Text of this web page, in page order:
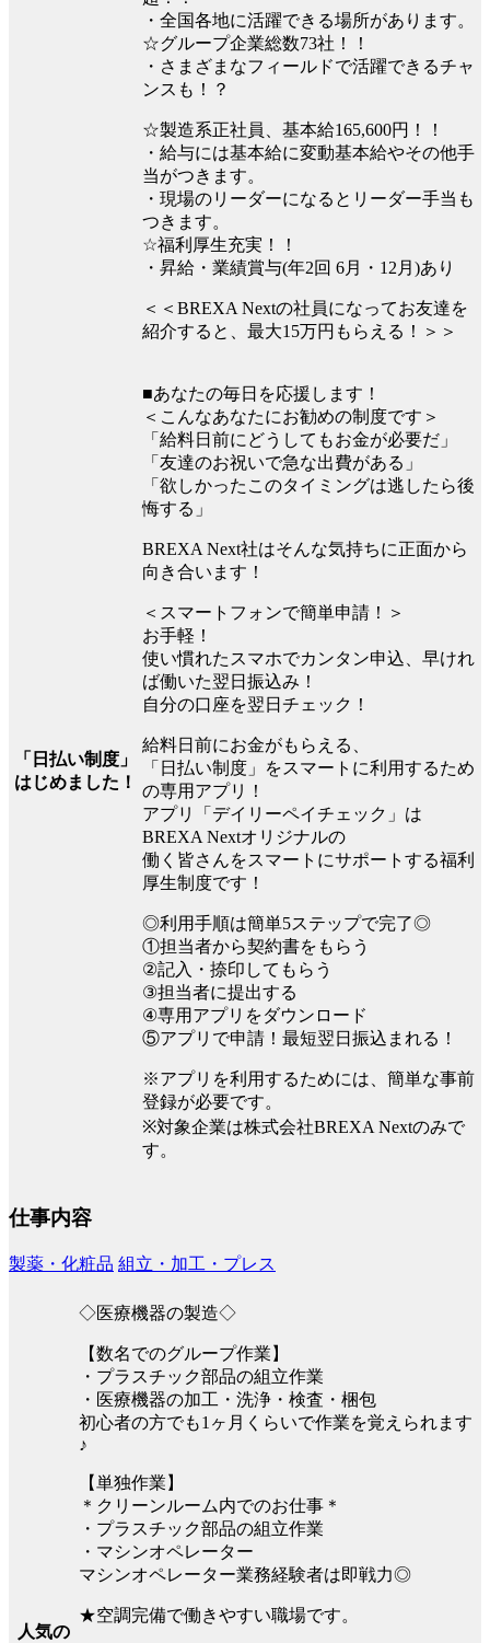
・全国各地に活躍できる場所があります。
☆グループ企業総数73社！！
・さまざまなフィールドで活躍できるチャ
ンスも！？
☆製造系正社員、基本給165,600円！！
・給与には基本給に変動基本給やその他手
当がつきます。
・現場のリーダーになるとリーダー手当も
つきます。
☆福利厚生充実！！
・昇給・業績賞与(年2回 6月・12月)あり
＜＜BREXA Nextの社員になってお友達を
紹介すると、最大15万円もらえる！＞＞
「日払い制度」
はじめました！
■あなたの毎日を応援します！
＜こんなあなたにお勧めの制度です＞
「給料日前にどうしてもお金が必要だ」
「友達のお祝いで急な出費がある」
「欲しかったこのタイミングは逃したら後
悔する」
BREXA Next社はそんな気持ちに正面から
向き合います！
＜スマートフォンで簡単申請！＞
お手軽！
使い慣れたスマホでカンタン申込、早けれ
ば働いた翌日振込み！
自分の口座を翌日チェック！
給料日前にお金がもらえる、
「日払い制度」をスマートに利用するため
の専用アプリ！
アプリ「デイリーペイチェック」は
BREXA Nextオリジナルの
働く皆さんをスマートにサポートする福利
厚生制度です！
◎利用手順は簡単5ステップで完了◎
①担当者から契約書をもらう
②記入・捺印してもらう
③担当者に提出する
④専用アプリをダウンロード
⑤アプリで申請！最短翌日振込まれる！
※アプリを利用するためには、簡単な事前
登録が必要です。
※対象企業は株式会社BREXA Nextのみで
す。
仕事内容
製薬・化粧品 組立・加工・プレス
人気の
◇医療機器の製造◇
【数名でのグループ作業】
・プラスチック部品の組立作業
・医療機器の加工・洗浄・検査・梱包
初心者の方でも1ヶ月くらいで作業を覚えられます
♪
【単独作業】
＊クリーンルーム内でのお仕事＊
・プラスチック部品の組立作業
・マシンオペレーター
マシンオペレーター業務経験者は即戦力◎
★空調完備で働きやすい職場です。